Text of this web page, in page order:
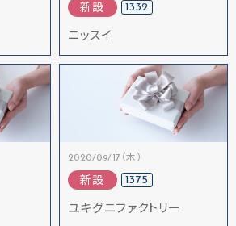
新設 1332
ニッスイ
2020/09/17（木）
新設 1375
ユキグニファクトリー